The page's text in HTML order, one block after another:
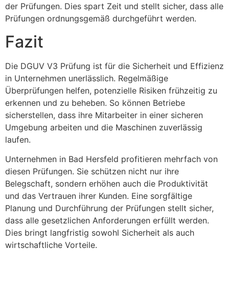
der Prüfungen. Dies spart Zeit und stellt sicher, dass alle
Prüfungen ordnungsgemäß durchgeführt werden.
Fazit
Die DGUV V3 Prüfung ist für die Sicherheit und Effizienz
in Unternehmen unerlässlich. Regelmäßige
Überprüfungen helfen, potenzielle Risiken frühzeitig zu
erkennen und zu beheben. So können Betriebe
sicherstellen, dass ihre Mitarbeiter in einer sicheren
Umgebung arbeiten und die Maschinen zuverlässig
laufen.
Unternehmen in Bad Hersfeld profitieren mehrfach von
diesen Prüfungen. Sie schützen nicht nur ihre
Belegschaft, sondern erhöhen auch die Produktivität
und das Vertrauen ihrer Kunden. Eine sorgfältige
Planung und Durchführung der Prüfungen stellt sicher,
dass alle gesetzlichen Anforderungen erfüllt werden.
Dies bringt langfristig sowohl Sicherheit als auch
wirtschaftliche Vorteile.